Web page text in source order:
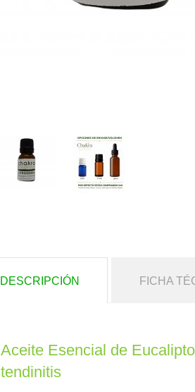
DESCRIPCIÓN FICHA
Aceite Esencial de
tendinitis